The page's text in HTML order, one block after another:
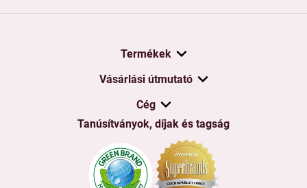
Termékek
Vásárlási útmutató
Cég
Tanúsítványok, díjak és tagság